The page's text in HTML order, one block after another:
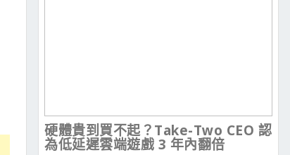
硬體貴到買不起？Take-Two CEO 認
為低延遲雲端遊戲 3 年內翻倍